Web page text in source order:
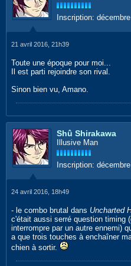
Inscription:
21 avril 2016, 21h39
Toute une époque pour moi...
Il est parti rejoindre son rival.
Sinon bien vu, Amano.
Shû Shirakawa
Illusive Man
Inscription:
24 avril 2016, 18h49
- le combo brutal dans Uncharted
c'était aussi serré question timing
interrompre par un autre ennemi)
a que trois touches à enchaîner
chien à sortir.